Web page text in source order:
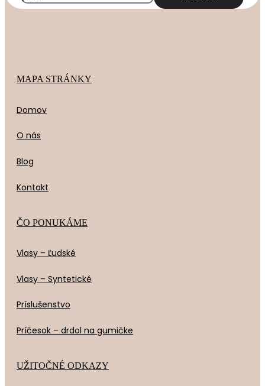
MAPA STRÁNKY
Domov
O nás
Blog
Kontakt
ČO PONUKÁME
Vlasy – Ľudské
Vlasy – Syntetické
Príslušenstvo
Príčesok – drdol na gumičke
UŽITOČNÉ ODKAZY